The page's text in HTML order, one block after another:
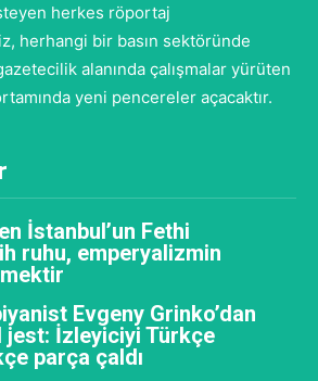
herkes röportaj
herhangi bir basın sektöründe
alanında çalışmalar yürüten
yeni pencereler açacaktır.
İstanbul’un Fethi
ruhu, emperyalizmin
Evgeny Grinko’dan
jest: İzleyiciyi Türkçe
parça çaldı